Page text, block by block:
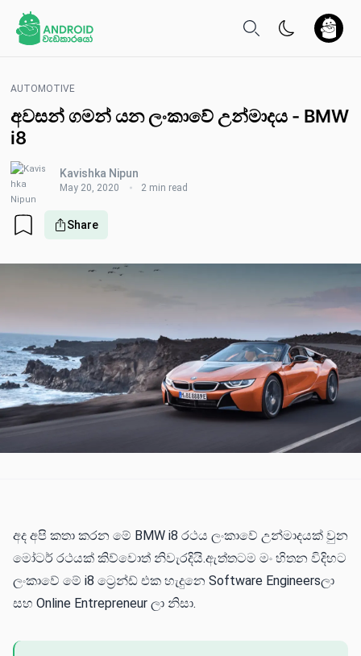
AUTOMOTIVE
අවසන් ගමන් යන ලංකාවේ උන්මාදය - BMW
i8
Kavishka Nipun
May 20, 2020 2 min read
Share
අද අපි කතා කරන මේ BMW i8 රථය ලංකාවේ උන්මාදයක් වුන
මෝටර් රථයක් කිව්වොත් නිවැරදියි.ඇත්තටම මං හිතන විදිහට
ලංකාවේ මේ i8 ට්‍රෙන්ඩ් එක හැදුනෙ Software Engineersලා
සහ Online Entrepreneur ලා නිසා.